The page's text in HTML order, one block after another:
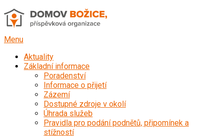
Přeskočit
na
obsah
Menu
Aktuality
Základní informace
Poradenství
Informace o přijetí
Zázemí
Dostupné zdroje v okolí
Úhrada služeb
Pravidla pro podání podnětů, připomínek a
stížností